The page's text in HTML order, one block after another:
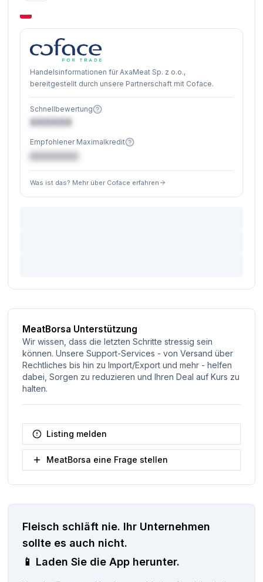
Handelsinformationen für AxaMeat Sp. z o.o.,
bereitgestellt durch unsere Partnerschaft mit Coface.
Schnellbewertung
XXXXXX
Empfohlener Maximalkredit
€XXXXXX
Was ist das? Mehr über Coface erfahren
MeatBorsa Unterstützung
Wir wissen, dass die letzten Schritte stressig sein
können. Unsere Support-Services - von Versand über
Rechtliches bis hin zu Import/Export und mehr - helfen
dabei, Sorgen zu reduzieren und Ihren Deal auf Kurs zu
halten.
Listing melden
MeatBorsa eine Frage stellen
Fleisch schläft nie. Ihr Unternehmen
sollte es auch nicht.
📱 Laden Sie die App herunter.